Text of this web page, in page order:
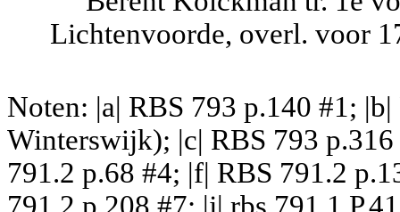
Lichtenvoorde, overl. voor
Noten: |a| RBS 793 p.140 #1;
Winterswijk); |c| RBS 793
791.2 p.68 #4; |f| RBS 791.2